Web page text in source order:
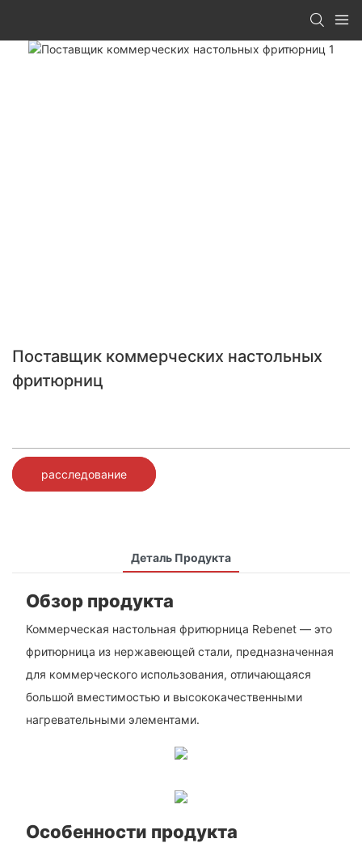
Поставщик коммерческих настольных
фритюрниц
расследование
Деталь Продукта
Обзор продукта
Коммерческая настольная фритюрница Rebenet — это
фритюрница из нержавеющей стали, предназначенная
для коммерческого использования, отличающаяся
большой вместимостью и высококачественными
нагревательными элементами.
Особенности продукта